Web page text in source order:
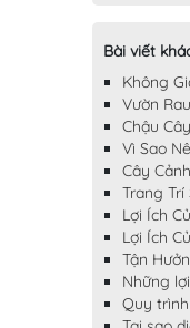
Bài viết
Không
Vườn
Chậu
Vì Sao
Cây
Trang
Lợi Ích
Lợi Ích
Tận
Những
Quy